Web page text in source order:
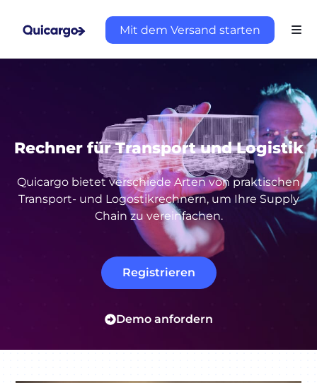
Mit dem Versand starten
Über
Rechner für Transport und Logistik
Quicargo bietet verschiede Arten von praktischen
Transport- und Logostikrechnern, um Ihre Supply
Chain zu vereinfachen.
Registrieren
Demo anfordern